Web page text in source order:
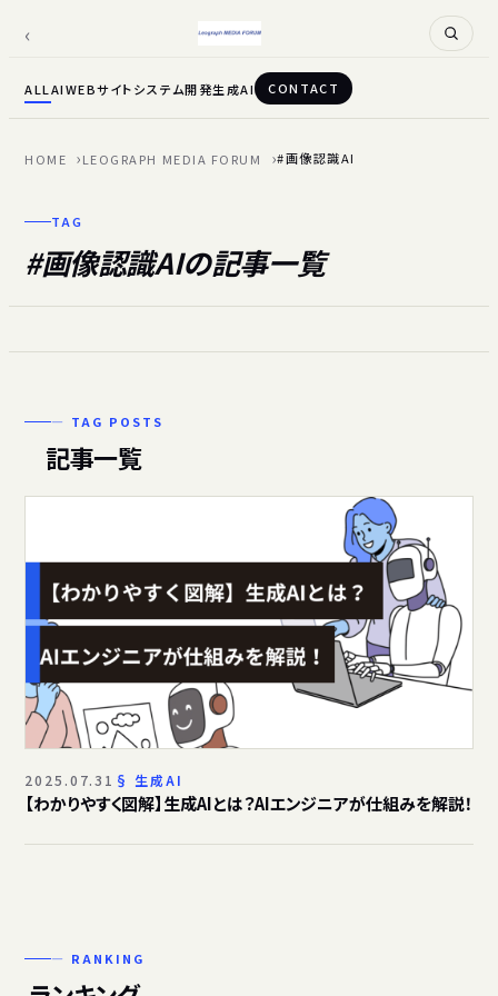
ALL AIWEBサイトシステム開発生成AI CONTACT
HOME LEOGRAPH MEDIA FORUM #画像認識AI
TAG
#画像認識AIの記事一覧
— TAG POSTS
記事一覧
2025.07.31 生成AI
【わかりやすく図解】生成AIとは？AIエンジニアが仕組みを解説！
— RANKING